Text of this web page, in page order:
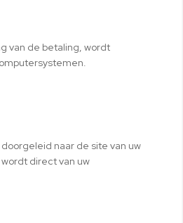
van de betaling, wordt
naar de site van uw
direct van uw